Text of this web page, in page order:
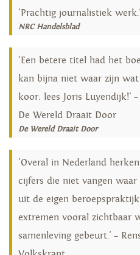
'Prachtig journalistiek
NRC Handelsblad
'Een betere titel had het
kan bijna niet waar zijn wat
koor: lees Joris Luyendijk!'
De Wereld Draait Door
De Wereld Draait Door
'Overal in Nederland
cijfers die niet vangen
uit de eigen
extremen vooral zichtbaar
samenleving gebeurt.' –